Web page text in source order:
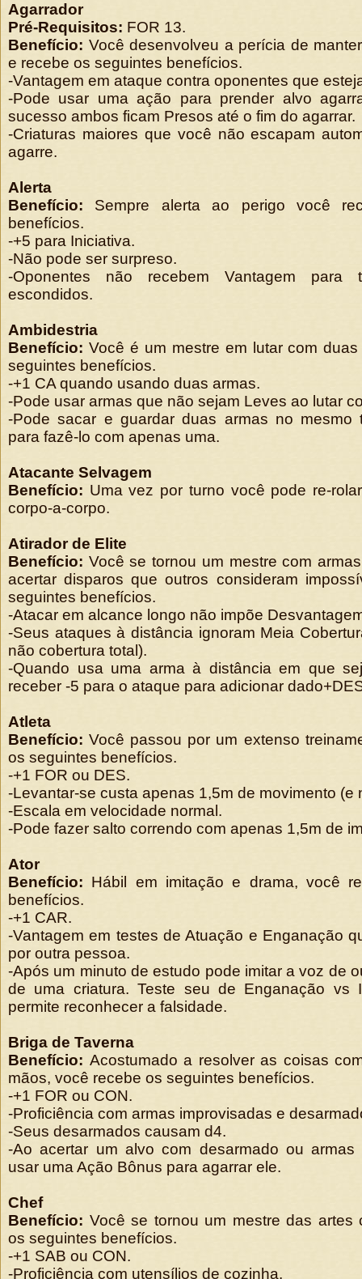
Agarrador
Pré-Requisitos: FOR 13.
Benefício: Você desenvolveu a perícia de
e recebe os seguintes benefícios.
-Vantagem em ataque contra oponentes que
-Pode usar uma ação para prender alvo
sucesso ambos ficam Presos até o fim do agarrar.
-Criaturas maiores que você não escapam
agarre.
Alerta
Benefício: Sempre alerta ao perigo você
benefícios.
-+5 para Iniciativa.
-Não pode ser surpreso.
-Oponentes não recebem Vantagem para
escondidos.
Ambidestria
Benefício: Você é um mestre em lutar com
seguintes benefícios.
-+1 CA quando usando duas armas.
-Pode usar armas que não sejam Leves ao lutar
-Pode sacar e guardar duas armas no mesmo
para fazê-lo com apenas uma.
Atacante Selvagem
Benefício: Uma vez por turno você pode re-
corpo-a-corpo.
Atirador de Elite
Benefício: Você se tornou um mestre com
acertar disparos que outros consideram
seguintes benefícios.
-Atacar em alcance longo não impõe
-Seus ataques à distância ignoram Meia
não cobertura total).
-Quando usa uma arma à distância em que
receber -5 para o ataque para adicionar
Atleta
Benefício:Você passou por um extenso
os seguintes benefícios.
-+1 FOR ou DES.
-Levantar-se custa apenas 1,5m de movimento (e
-Escala em velocidade normal.
-Pode fazer salto correndo com apenas 1,5m de
Ator
Benefício: Hábil em imitação e drama, você
benefícios.
-+1 CAR.
-Vantagem em testes de Atuação e Enganação
por outra pessoa.
-Após um minuto de estudo pode imitar a voz de
de uma criatura. Teste seu de Enganação vs
permite reconhecer a falsidade.
Briga de Taverna
Benefício: Acostumado a resolver as coisas
mãos, você recebe os seguintes benefícios.
-+1 FOR ou CON.
-Proficiência com armas improvisadas e
-Seus desarmados causam d4.
-Ao acertar um alvo com desarmado ou armas
usar uma Ação Bônus para agarrar ele.
Chef
Benefício: Você se tornou um mestre das artes
os seguintes benefícios.
-+1 SAB ou CON.
-Proficiência com utensílios de cozinha.